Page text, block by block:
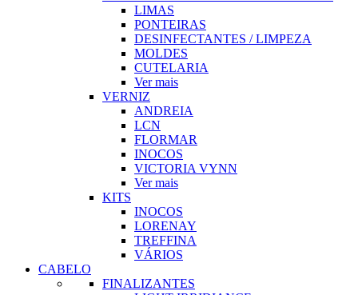
LIMAS
PONTEIRAS
DESINFECTANTES / LIMPEZA
MOLDES
CUTELARIA
Ver mais
VERNIZ
ANDREIA
LCN
FLORMAR
INOCOS
VICTORIA VYNN
Ver mais
KITS
INOCOS
LORENAY
TREFFINA
VÁRIOS
CABELO
FINALIZANTES